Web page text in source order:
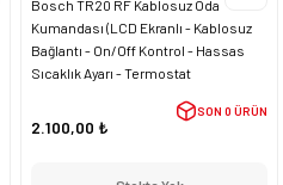
Bosch TR20 RF Kablosuz Oda
Kumandası (LCD Ekranlı - Kablosuz
Bağlantı - On/Off Kontrol - Hassas
Sıcaklık Ayarı - Termostat
2.100,00 ₺
SON 0 ÜRÜN